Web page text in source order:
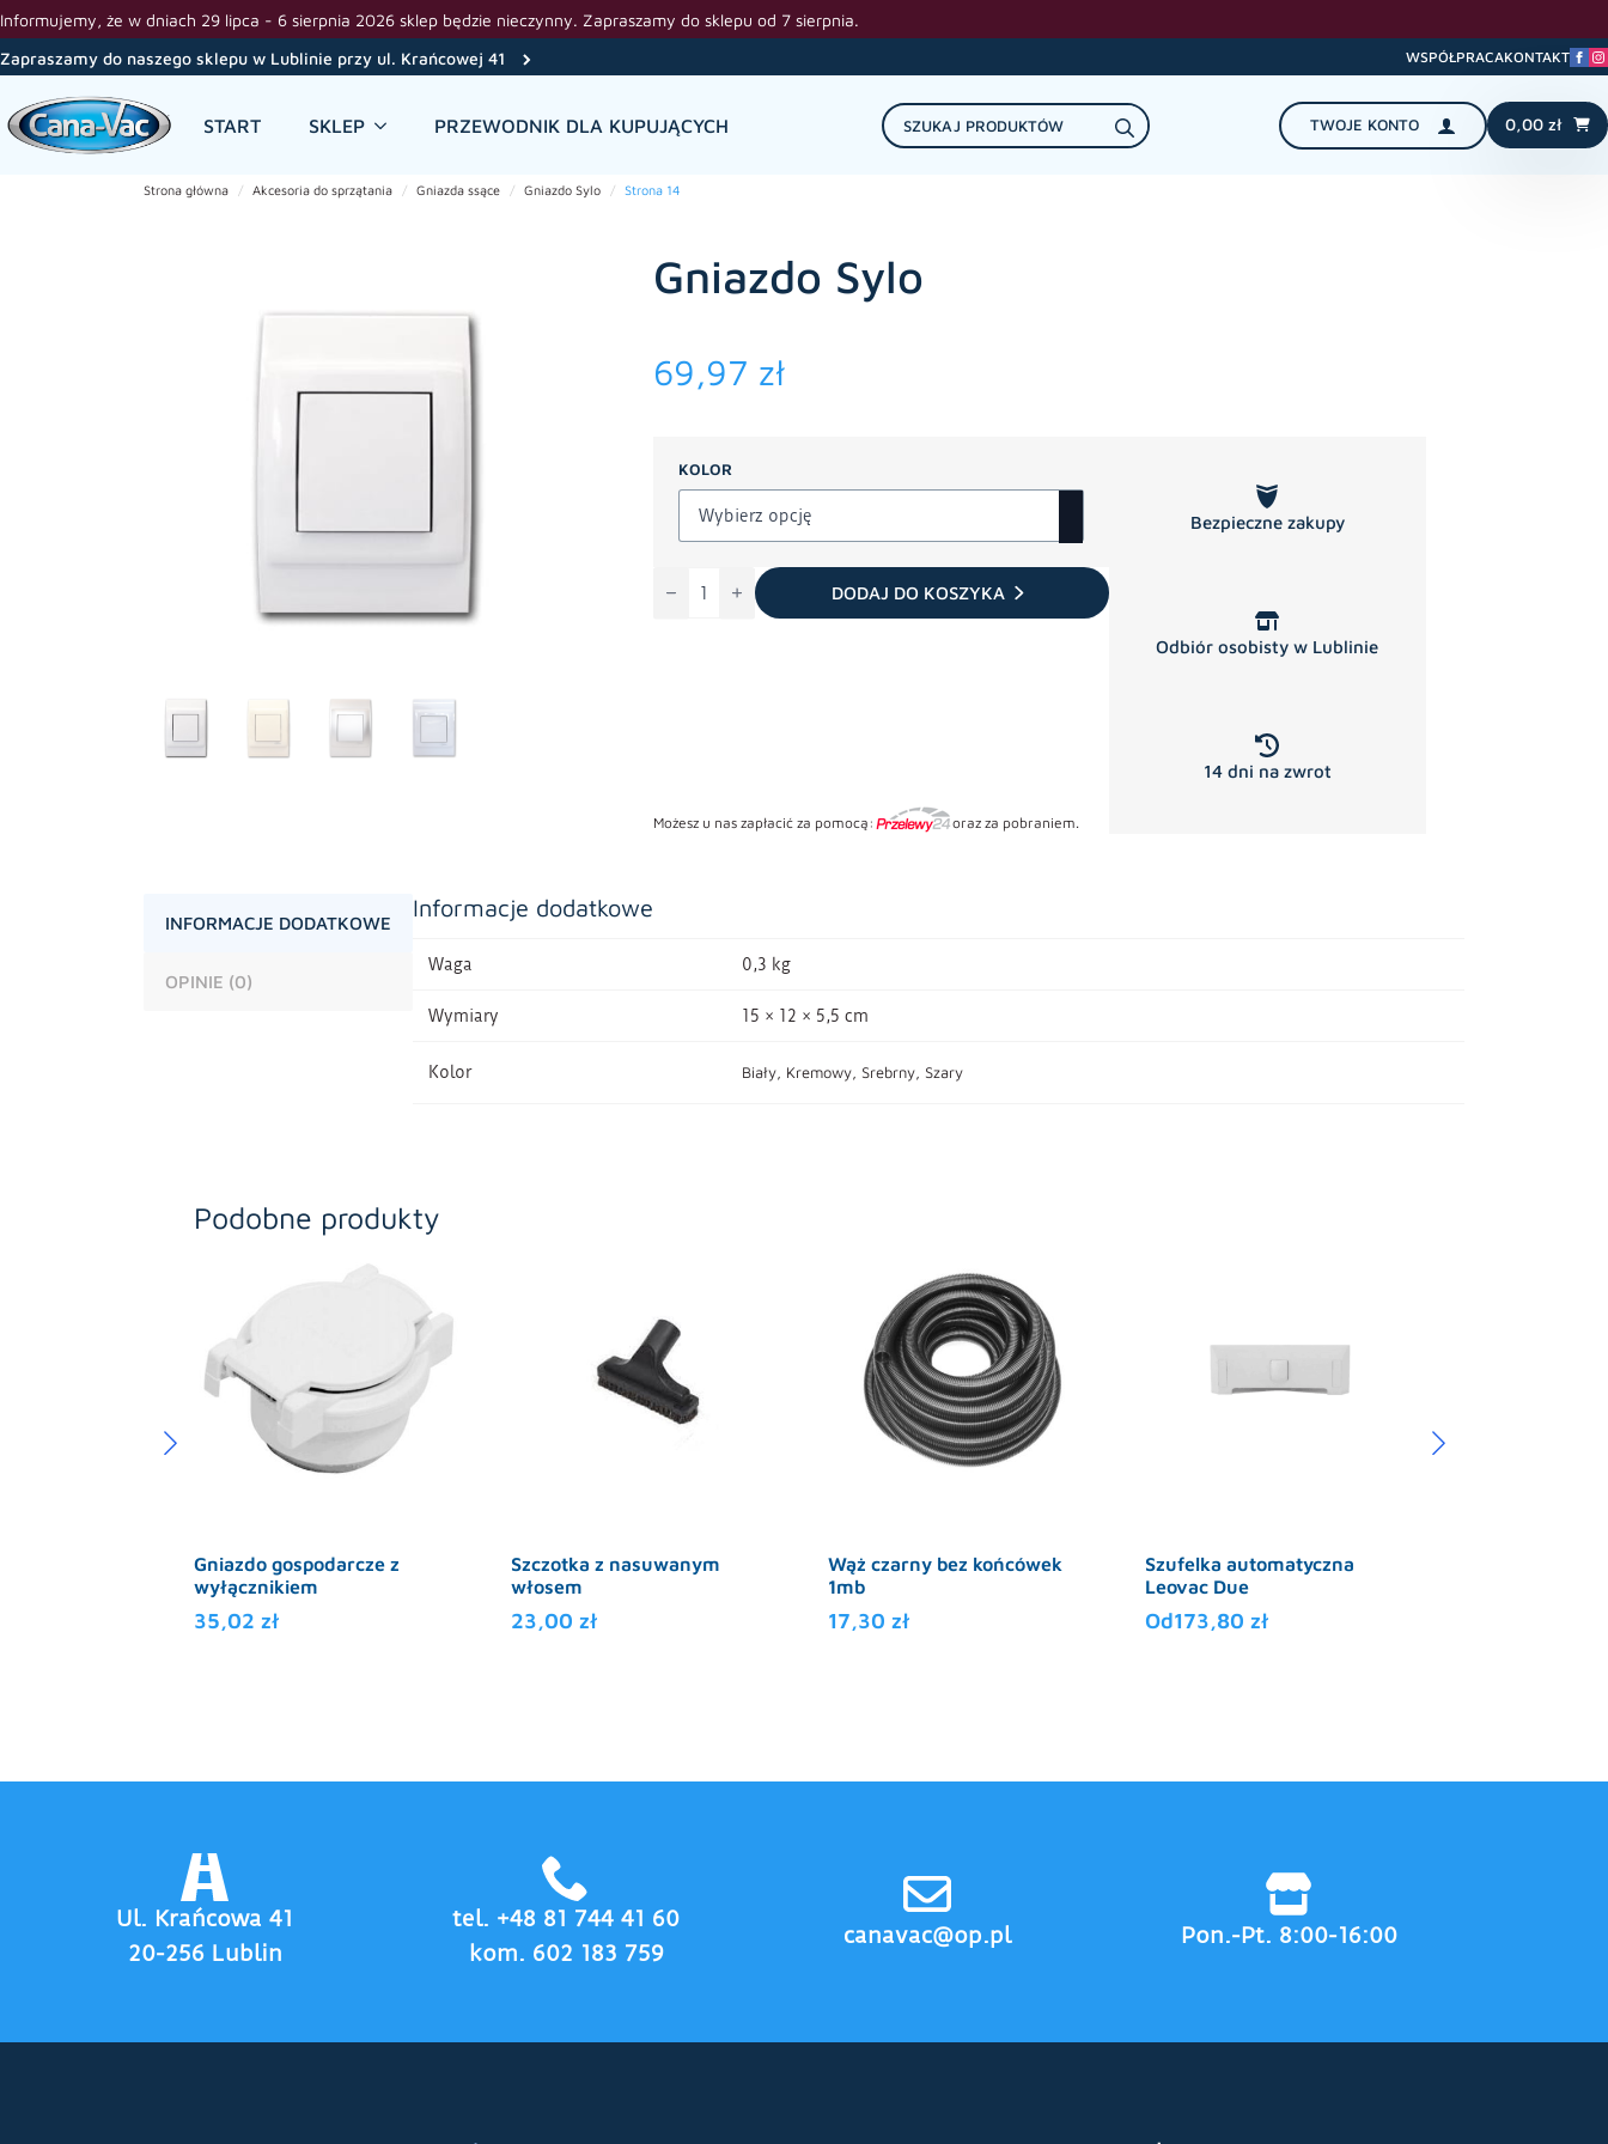
Informujemy, że w dniach 29 lipca - 6 sierpnia 2026 sklep będzie nieczynny. Zapraszamy do sklepu od 7 sierpnia.
Zapraszamy do naszego sklepu w Lublinie przy ul. Krańcowej 41
WSPÓŁPRACAKONTAKT
START SKLEP PRZEWODNIK DLA KUPUJĄCYCH
Search
for:
TWOJE KONTO 0,00 zł
Strona główna Akcesoria do sprzątania Gniazda ssące Gniazdo Sylo Strona 14
Gniazdo Sylo
69,97 zł
Możesz u nas zapłacić za pomocą: oraz za pobraniem.
KOLOR
Gniazdo
DODAJ DO KOSZYKA
Bezpieczne zakupy
Odbiór osobisty w Lublinie
14 dni na zwrot
INFORMACJE DODATKOWE
OPINIE (0)
Informacje dodatkowe
Waga 0,3 kg
Wymiary 15 × 12 × 5,5 cm
Kolor Biały, Kremowy, Srebrny, Szary
Podobne produkty
Gniazdo gospodarcze z
wyłącznikiem
35,02 zł
Szczotka z nasuwanym
włosem
23,00 zł
Wąż czarny bez końcówek
1mb
17,30 zł
Szufelka automatyczna
Leovac Due
Od173,80 zł
Ul. Krańcowa 41
20-256 Lublin
tel. +48 81 744 41 60
kom. 602 183 759
canavac@op.pl Pon.-Pt. 8:00-16:00